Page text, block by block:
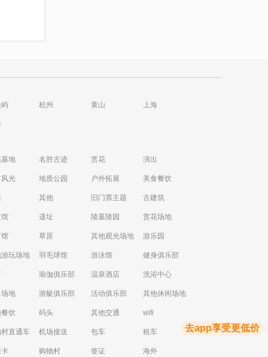
杭州 黄山 上海
地 名胜古迹 赏花 演出
光 地质公园 户外拓展 美食餐饮
其他 旧门票主题 古建筑
遗址 陵墓陵园 赏花场地
草原 其他观光场地 游乐园
玩场地 羽毛球馆 游泳馆 健身俱乐部
瑜伽俱乐部 温泉酒店 洗浴中心
地 游艇俱乐部 活动俱乐部 其他休闲场地
饮 码头 其他交通 wifi
村直通车 机场接送 包车 租车
购物村 签证 海外
去app享受更低价